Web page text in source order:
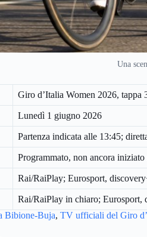
Una
Giro d’Italia Women 2026, tappa
Lunedì 1 giugno 2026
Partenza indicata alle 13:45;
Programmato, non ancora
Rai/RaiPlay; Eurosport,
Rai/RaiPlay in chiaro; Eurosport,
Bibione-Buja, TV ufficiali del Giro